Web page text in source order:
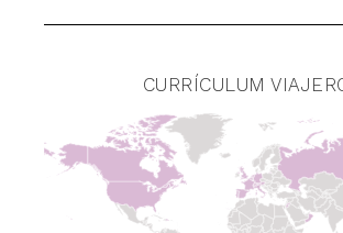
CURRÍCULUM